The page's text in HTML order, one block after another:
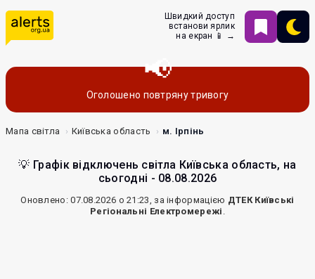
Швидкий доступ
встанови ярлик
на екран 📱 →
Оголошено повтряну тривогу
Мапа світла Київська область м. Ірпінь
💡 Графік відключень світла Київська область, на
сьогодні - 08.08.2026
Оновлено: 07.08.2026 о 21:23, за інформацією ДТЕК Київські
Регіональні Електромережі .